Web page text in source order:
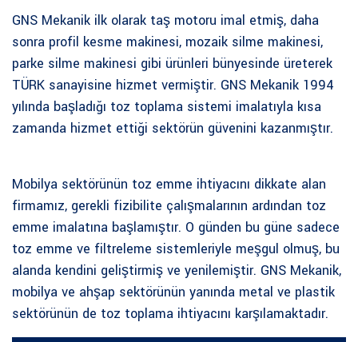
GNS Mekanik ilk olarak taş motoru imal etmiş, daha
sonra profil kesme makinesi, mozaik silme makinesi,
parke silme makinesi gibi ürünleri bünyesinde üreterek
TÜRK sanayisine hizmet vermiştir. GNS Mekanik 1994
yılında başladığı toz toplama sistemi imalatıyla kısa
zamanda hizmet ettiği sektörün güvenini kazanmıştır.
Mobilya sektörünün toz emme ihtiyacını dikkate alan
firmamız, gerekli fizibilite çalışmalarının ardından toz
emme imalatına başlamıştır. O günden bu güne sadece
toz emme ve filtreleme sistemleriyle meşgul olmuş, bu
alanda kendini geliştirmiş ve yenilemiştir. GNS Mekanik,
mobilya ve ahşap sektörünün yanında metal ve plastik
sektörünün de toz toplama ihtiyacını karşılamaktadır.